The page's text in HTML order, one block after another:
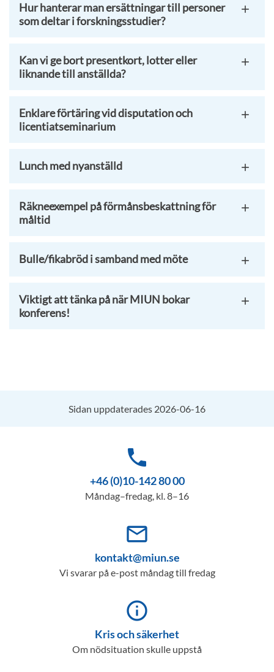
Hur hanterar man ersättningar till personer
som deltar i forskningsstudier?
Kan vi ge bort presentkort, lotter eller
liknande till anställda?
Enklare förtäring vid disputation och
licentiatseminarium
Lunch med nyanställd
Räkneexempel på förmånsbeskattning för
måltid
Bulle/fikabröd i samband med möte
Viktigt att tänka på när MIUN bokar
konferens!
Sidan uppdaterades 2026-06-16
phone
+46 (0)10-142 80 00
Måndag–fredag, kl. 8–16
mail_outline
kontakt@miun.se
Vi svarar på e-post måndag till fredag
info_outline
Kris och säkerhet
Om nödsituation skulle uppstå